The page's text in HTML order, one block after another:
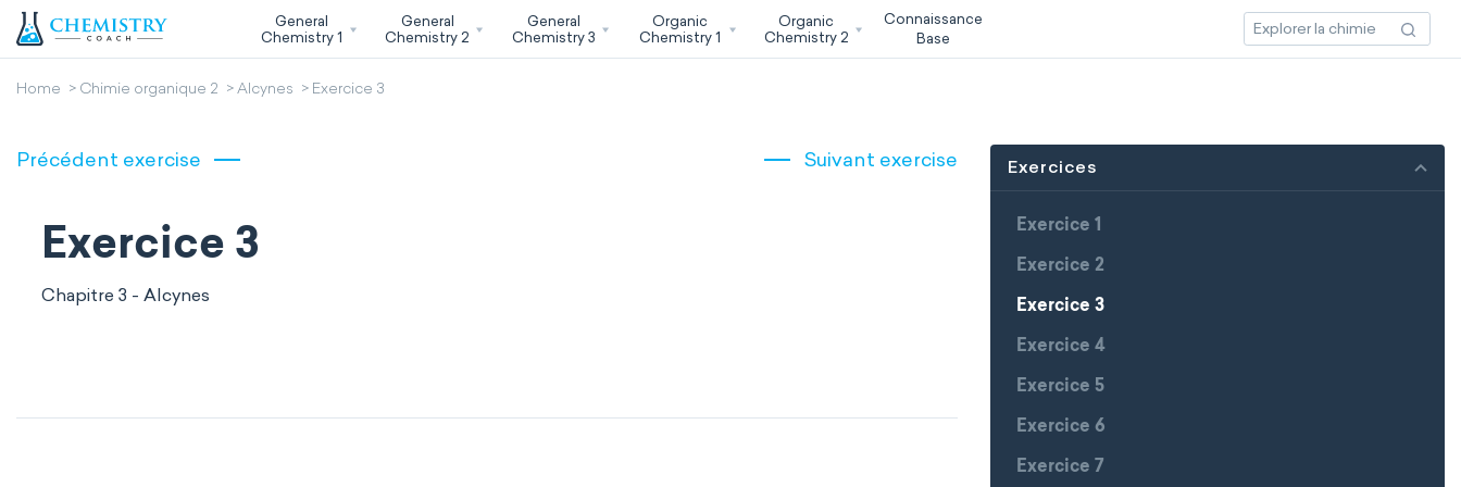
General
Chemistry 1
General
Chemistry 2
General
Chemistry 3
Organic
Chemistry 1
Organic
Chemistry 2
Connaissance
Base
Home Chimie organique 2 Alcynes Exercice 3
Précédent exercise Suivant exercise
Exercice 3
Chapitre 3 - Alcynes
Exercices
Exercice 1
Exercice 2
Exercice 3
Exercice 4
Exercice 5
Exercice 6
Exercice 7